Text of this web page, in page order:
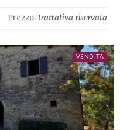
Prezzo: trattativa riservata
VENDITA